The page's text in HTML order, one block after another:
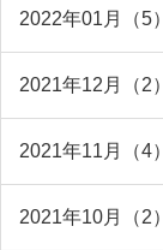
2022年01月（5）
2021年12月（2）
2021年11月（4）
2021年10月（2）